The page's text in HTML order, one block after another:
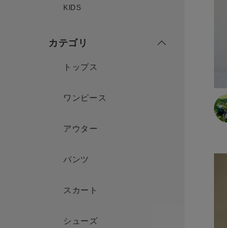
KIDS
カテゴリ
トップス
ワンピース
アウター
パンツ
スカート
シューズ